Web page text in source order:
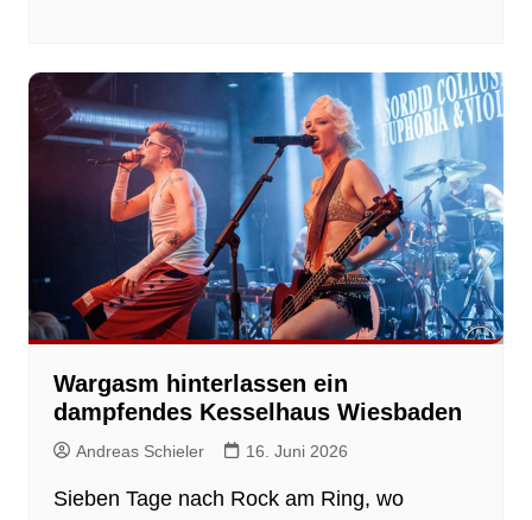
Wargasm hinterlassen ein
dampfendes Kesselhaus Wiesbaden
Andreas Schieler 16. Juni 2026
Sieben Tage nach Rock am Ring, wo